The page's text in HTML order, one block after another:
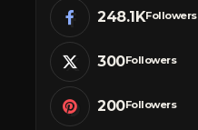
248.1KFollowers
300Followers
200Followers